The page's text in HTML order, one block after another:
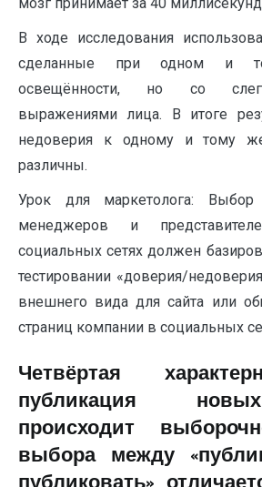
В ходе исследования
сделанные при одном и
освещённости, но со
выражениями лица. В итоге
недоверия к одному и тому
различны.
Урок для маркетолога: Выбор
менеджеров и
социальных сетях должен
тестировании «доверия/
внешнего вида для сайта или
страниц компании в социальных
Четвёртая
публикация
происходит
выбора между